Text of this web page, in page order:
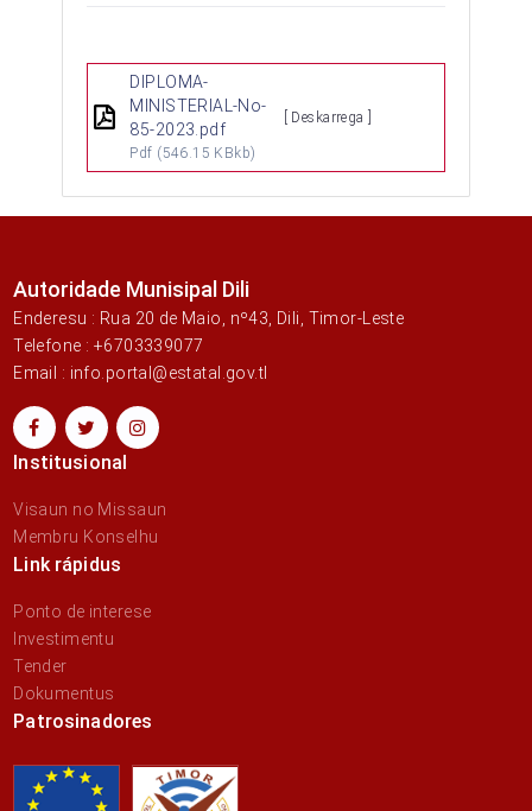
DIPLOMA-
MINISTERIAL-No-
85-2023.pdf
Pdf (546.15 KBkb)
[ Deskarrega ]
Autoridade Munisipal Dili
Enderesu : Rua 20 de Maio, nº43, Dili, Timor-Leste
Telefone : +6703339077
Email : info.portal@estatal.gov.tl
Institusional
Visaun no Missaun
Membru Konselhu
Link rápidus
Ponto de interese
Investimentu
Tender
Dokumentus
Patrosinadores